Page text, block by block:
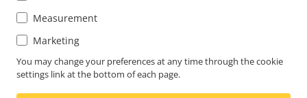
Life at Axis
Engineering at Axis
Abonneren op de nieuwsbrief
Abonneer u op e-mails met beveiligingsmeldingen van
Axis
NETHERLANDS / NEDERLANDS NEWSROOM
Measurement
Marketing
You may change your preferences at any time through the cookie
settings link at the bottom of each page.